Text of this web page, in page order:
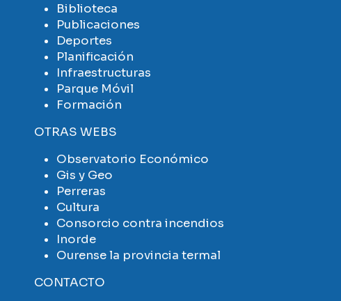
Biblioteca
Publicaciones
Deportes
Planificación
Infraestructuras
Parque Móvil
Formación
OTRAS WEBS
Observatorio Económico
Gis y Geo
Perreras
Cultura
Consorcio contra incendios
Inorde
Ourense la provincia termal
CONTACTO